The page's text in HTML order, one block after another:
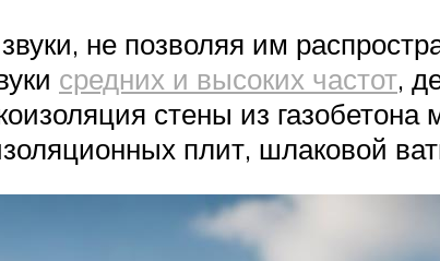
не позволяя им
средних и высоких частот,
стены из
плит, шлаковой